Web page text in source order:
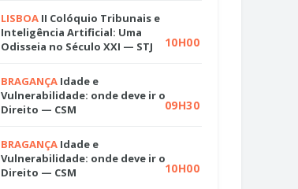
LISBOA II Colóquio Tribunais e
Inteligência Artificial: Uma
Odisseia no Século XXI — STJ
10H00
BRAGANÇA Idade e
Vulnerabilidade: onde deve ir o
Direito — CSM
09H30
BRAGANÇA Idade e
Vulnerabilidade: onde deve ir o
Direito — CSM
10H00